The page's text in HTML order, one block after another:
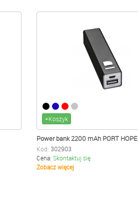
+Koszyk
Power bank 2200 mAh PORT HOPE
Kod: 302903
Cena:Skontaktuj się
Zobacz więcej